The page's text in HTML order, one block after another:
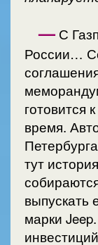
— С
России…
готовится
время.
тут
выпускать
марки